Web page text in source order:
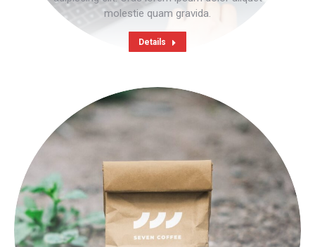
molestie quam gravida.
Details